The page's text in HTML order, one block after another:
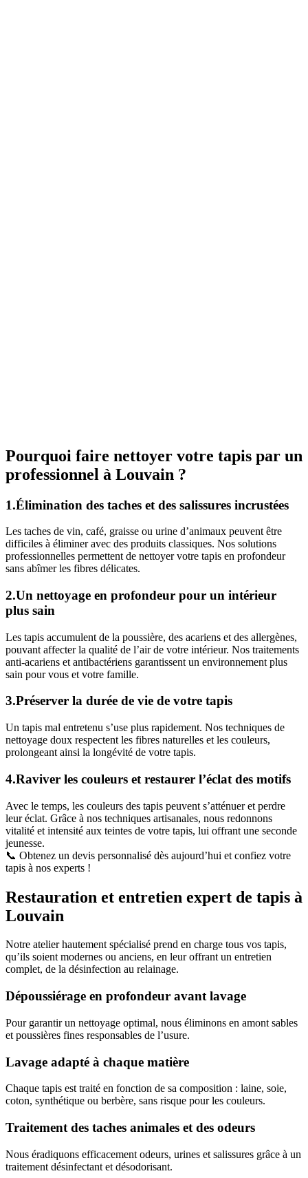
Pourquoi faire nettoyer votre tapis par un
professionnel à Louvain ?
1.Élimination des taches et des salissures incrustées
Les taches de vin, café, graisse ou urine d’animaux peuvent être
difficiles à éliminer avec des produits classiques. Nos solutions
professionnelles permettent de nettoyer votre tapis en profondeur
sans abîmer les fibres délicates.
2.Un nettoyage en profondeur pour un intérieur
plus sain
Les tapis accumulent de la poussière, des acariens et des allergènes,
pouvant affecter la qualité de l’air de votre intérieur. Nos traitements
anti-acariens et antibactériens garantissent un environnement plus
sain pour vous et votre famille.
3.Préserver la durée de vie de votre tapis
Un tapis mal entretenu s’use plus rapidement. Nos techniques de
nettoyage doux respectent les fibres naturelles et les couleurs,
prolongeant ainsi la longévité de votre tapis.
4.Raviver les couleurs et restaurer l’éclat des motifs
Avec le temps, les couleurs des tapis peuvent s’atténuer et perdre
leur éclat. Grâce à nos techniques artisanales, nous redonnons
vitalité et intensité aux teintes de votre tapis, lui offrant une seconde
jeunesse.
📞 Obtenez un devis personnalisé dès aujourd’hui et confiez votre
tapis à nos experts !
Restauration et entretien expert de tapis à
Louvain
Notre atelier hautement spécialisé prend en charge tous vos tapis,
qu’ils soient modernes ou anciens, en leur offrant un entretien
complet, de la désinfection au relainage.
Dépoussiérage en profondeur avant lavage
Pour garantir un nettoyage optimal, nous éliminons en amont sables
et poussières fines responsables de l’usure.
Lavage adapté à chaque matière
Chaque tapis est traité en fonction de sa composition : laine, soie,
coton, synthétique ou berbère, sans risque pour les couleurs.
Traitement des taches animales et des odeurs
Nous éradiquons efficacement odeurs, urines et salissures grâce à un
traitement désinfectant et désodorisant.